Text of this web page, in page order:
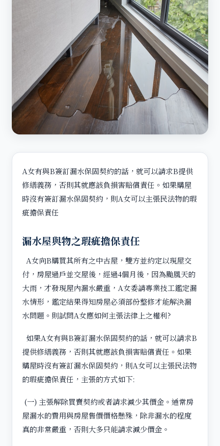
A女有與B簽訂漏水保固契約的話，就可以請求B提供
修繕義務，否則其就應該負損害賠償責任。如果購屋
時沒有簽訂漏水保固契約，則A女可以主張民法物的瑕
疵擔保責任
漏水屋與物之瑕疵擔保責任
A女向B購買其所有之中古屋，雙方並約定以現屋交
付，房屋過戶並交屋後，經過4個月後，因為颱風天的
大雨，才發現屋內漏水嚴重，A女委請專業技工鑑定漏
水情形，鑑定結果得知房屋必須部份整修才能解決漏
水問題。則試問A女應如何主張法律上之權利?
如果A女有與B簽訂漏水保固契約的話，就可以請求B
提供修繕義務，否則其就應該負損害賠償責任。如果
購屋時沒有簽訂漏水保固契約，則A女可以主張民法物
的瑕疵擔保責任，主張的方式如下:
(一) 主張解除買賣契約或者請求減少其價金。通常房
屋漏水的費用與房屋售價價格懸殊，除非漏水的程度
真的非常嚴重，否則大多只能請求減少價金。